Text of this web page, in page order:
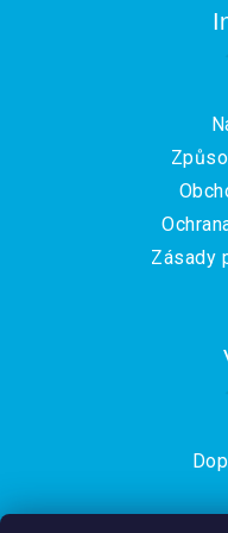
Zásady